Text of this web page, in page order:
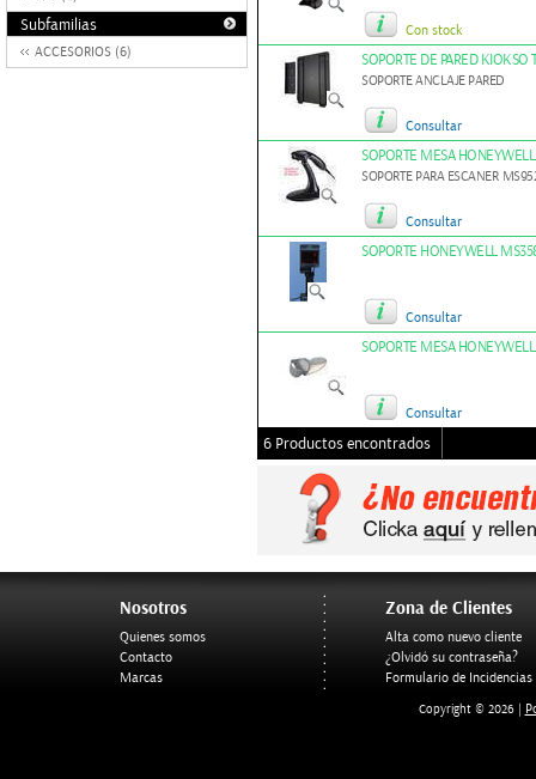
Subfamilias
ACCESORIOS (6)
Con stock
SOPORTE DE PARED KIOKSO
SOPORTE ANCLAJE PARED
Consultar
SOPORTE MESA
SOPORTE PARA ESCANER
Consultar
SOPORTE HONEYWELL
Consultar
SOPORTE MESA
Consultar
6 Productos encontrados
Nosotros
Quienes somos
Contacto
Marcas
Zona de Clientes
Alta como nuevo cliente
¿Olvidó su contraseña?
Formulario de Incidencias
Copyright © 2026 |